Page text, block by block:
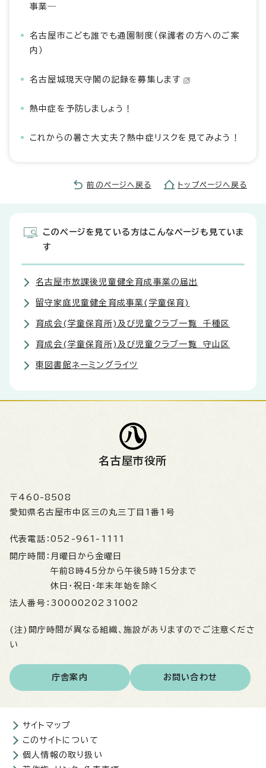
事業―
名古屋市こども誰でも通園制度（保護者の方へのご案
内）
名古屋城現天守閣の記録を募集します
熱中症を予防しましょう！
これからの暑さ大丈夫？熱中症リスクを見てみよう！
前のページへ戻る トップページへ戻る
このページを見ている方はこんなページも見ていま
す
名古屋市放課後児童健全育成事業の届出
留守家庭児童健全育成事業(学童保育)
育成会(学童保育所)及び児童クラブ一覧 千種区
育成会(学童保育所)及び児童クラブ一覧 守山区
東図書館ネーミングライツ
名古屋市役所
〒460-8508
愛知県名古屋市中区三の丸三丁目1番1号
代表電話： 052-961-1111
開庁時間： 月曜日から金曜日
午前8時45分から午後5時15分まで
休日・祝日・年末年始を除く
法人番号： 3000020231002
(注)開庁時間が異なる組織、施設がありますのでご注意くださ
い
庁舎案内 お問い合わせ
サイトマップ
このサイトについて
個人情報の取り扱い